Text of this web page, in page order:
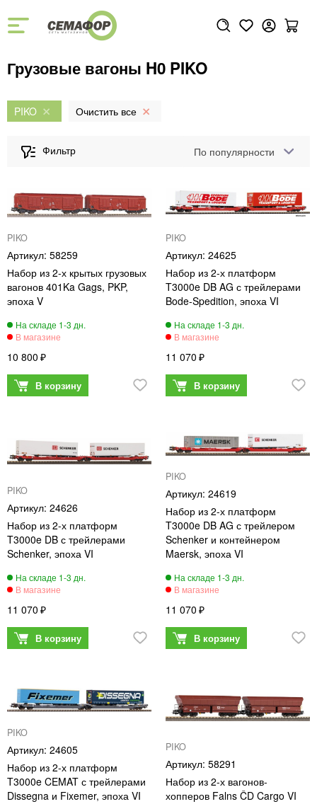
Грузовые вагоны H0 PIKO
PIKO
По популярности
PIKO
58259
Набор из 2-х крытых грузовых
вагонов 401Ka Gags, PKP,
эпоха V
10 800
PIKO
24625
Набор из 2-х платформ
T3000e DB AG с трейлерами
Bode-Spedition, эпоха VI
11 070
PIKO
24626
Набор из 2-х платформ
T3000e DB с трейлерами
Schenker, эпоха VI
11 070
PIKO
24619
Набор из 2-х платформ
T3000e DB AG с трейлером
Schenker и контейнером
Maersk, эпоха VI
11 070
PIKO
24605
Набор из 2-х платформ
T3000e CEMAT с трейлерами
Dissegna и Fixemer, эпоха VI
PIKO
58291
Набор из 2-х вагонов-
хопперов Falns ČD Cargo VI